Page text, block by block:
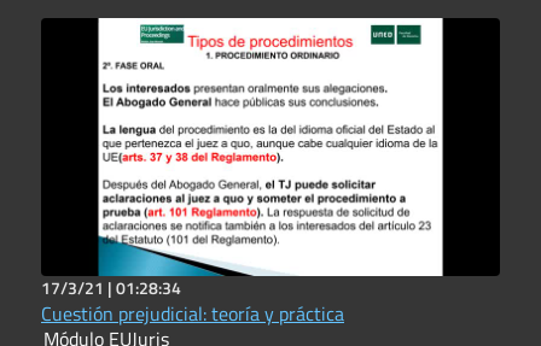
17/3/21 |01:28:34
Cuestión prejudicial: teoría y práctica
Módulo EUJuris